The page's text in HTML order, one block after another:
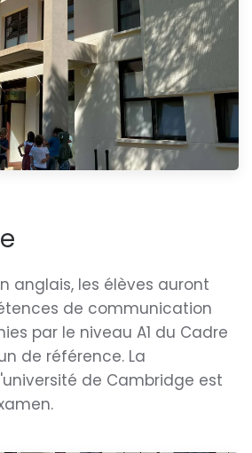
anglais, les élèves auront
de communication
par le niveau A1 du Cadre
de référence. La
de Cambridge est